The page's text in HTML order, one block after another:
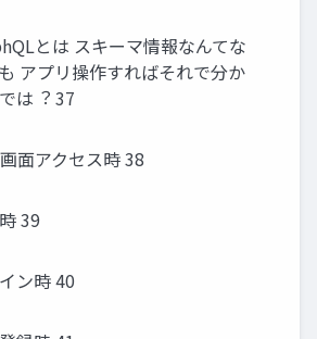
とは スキーマ情報なんてな
アプリ操作すればそれで分か
は︖ 37
⾯アクセス時 38
39
ン時 40